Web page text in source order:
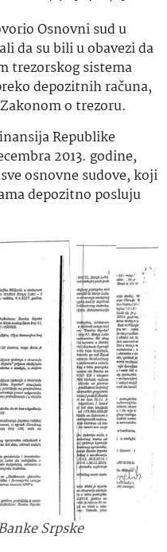
Osnovni sud u
da su bili u obavezi da
trezorskog sistema
depozitnih računa,
o trezoru.
Republike
2013. godine,
osnovne sudove, koji
depozitno posluju
Srpske